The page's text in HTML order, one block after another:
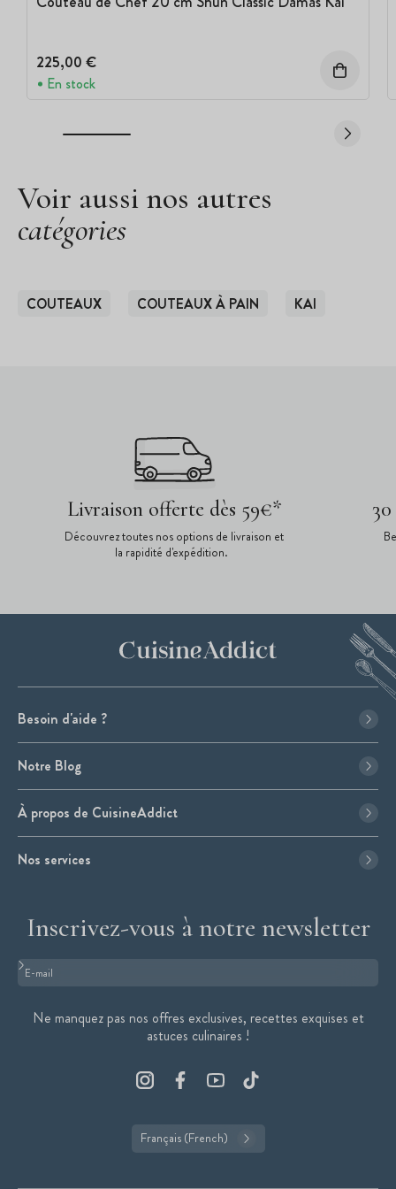
225,00 €
En stock
Voir aussi nos autres
catégories
COUTEAUX COUTEAUX À PAIN KAI
Livraison offerte dès 59€*
Découvrez toutes nos options de livraison et
la rapidité d'expédition.
Besoin d'aide ?
Notre Blog
À propos de CuisineAddict
Nos services
Inscrivez-vous à notre newsletter
Format : adresse@email.com
Ne manquez pas nos offres exclusives, recettes exquises et
astuces culinaires !
Français (French)